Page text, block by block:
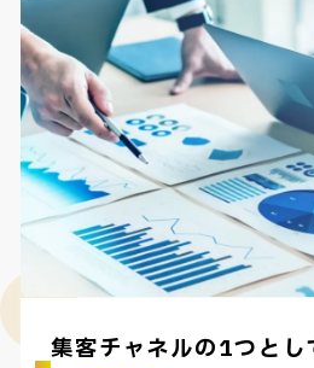
集客チャネルの1つとし